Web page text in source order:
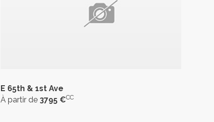
E 65th & 1st Ave
À partir de 3795 €CC